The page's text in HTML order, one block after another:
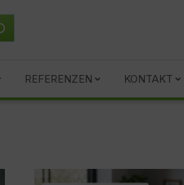
REFERENZEN KONTAKT